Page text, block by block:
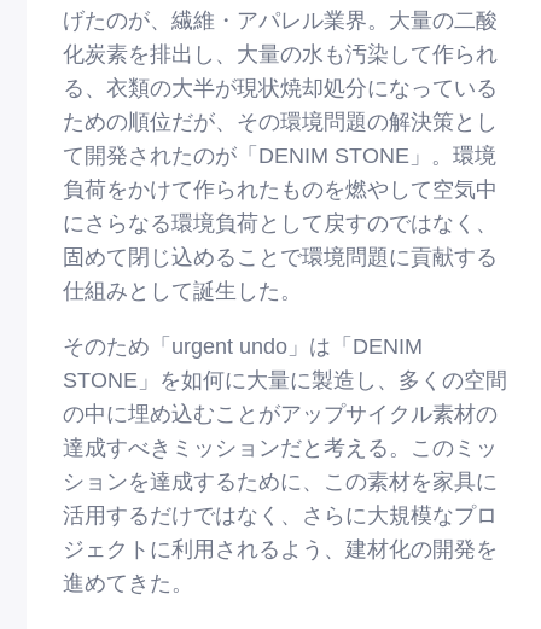
げたのが、繊維・アパレル業界。⼤量の⼆酸
化炭素を排出し、⼤量の⽔も汚染して作られ
る、⾐類の⼤半が現状焼却処分になっている
ための順位だが、その環境問題の解決策とし
て開発されたのが「DENIM STONE」。環境
負荷をかけて作られたものを燃やして空気中
にさらなる環境負荷として戻すのではなく、
固めて閉じ込めることで環境問題に貢献する
仕組みとして誕⽣した。
そのため「urgent undo」は「DENIM
STONE」を如何に⼤量に製造し、多くの空間
の中に埋め込むことがアップサイクル素材の
達成すべきミッションだと考える。このミッ
ションを達成するために、この素材を家具に
活⽤するだけではなく、さらに⼤規模なプロ
ジェクトに利⽤されるよう、建材化の開発を
進めてきた。